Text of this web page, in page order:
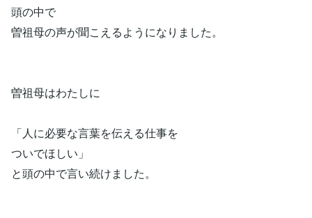
頭の中で
曽祖母の声が聞こえるようになりました。
曽祖母はわたしに
「人に必要な言葉を伝える仕事を
ついでほしい」
と頭の中で言い続けました。